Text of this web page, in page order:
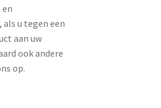
u tegen een
aan uw
ook andere
op.